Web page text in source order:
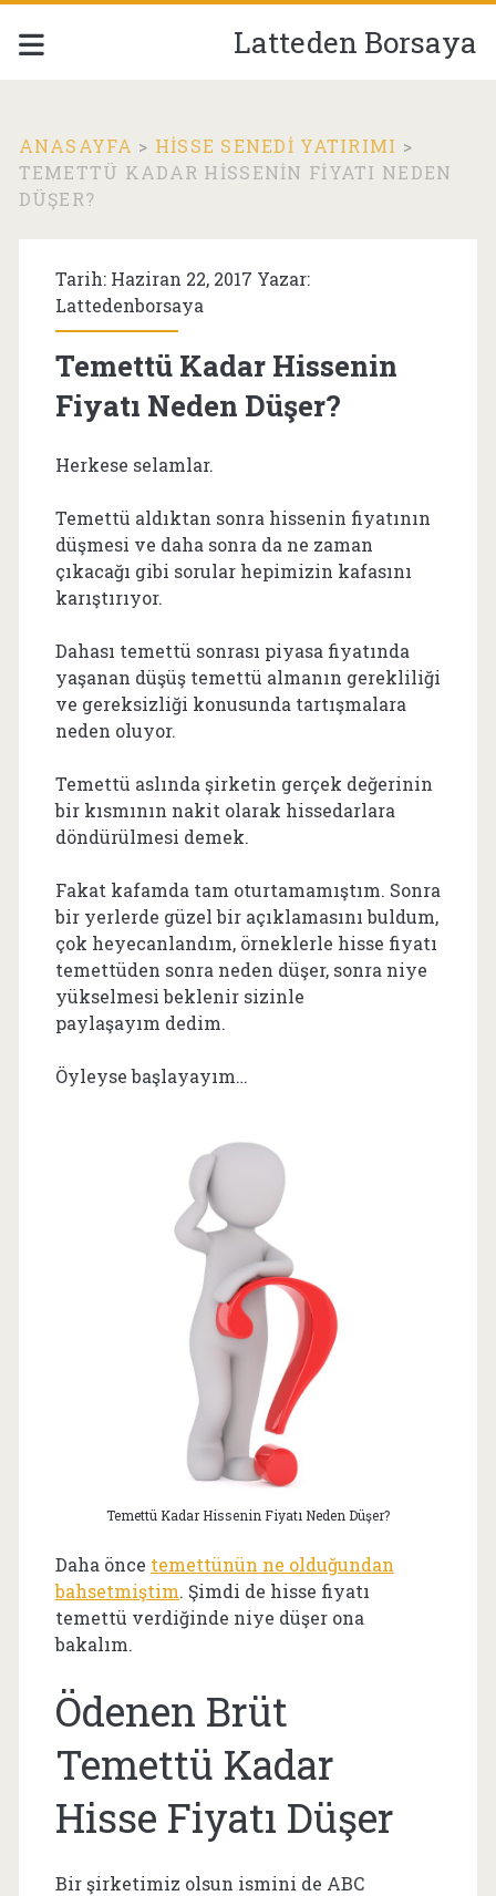
Latteden Borsaya
ANASAYFA > HISSE SENEDI YATIRIMI >
TEMETTÜ KADAR HISSENIN FIYATI NEDEN
DÜŞER?
Tarih: Haziran 22, 2017 Yazar:
Lattedenborsaya
Temettü Kadar Hissenin
Fiyatı Neden Düşer?
Herkese selamlar.
Temettü aldıktan sonra hissenin fiyatının
düşmesi ve daha sonra da ne zaman
çıkacağı gibi sorular hepimizin kafasını
karıştırıyor.
Dahası temettü sonrası piyasa fiyatında
yaşanan düşüş temettü almanın gerekliliği
ve gereksizliği konusunda tartışmalara
neden oluyor.
Temettü aslında şirketin gerçek değerinin
bir kısmının nakit olarak hissedarlara
döndürülmesi demek.
Fakat kafamda tam oturtamamıştım. Sonra
bir yerlerde güzel bir açıklamasını buldum,
çok heyecanlandım, örneklerle hisse fiyatı
temettüden sonra neden düşer, sonra niye
yükselmesi beklenir sizinle
paylaşayım dedim.
Öyleyse başlayayım…
Temettü Kadar Hissenin Fiyatı Neden Düşer?
Daha önce temettünün ne olduğundan
bahsetmiştim. Şimdi de hisse fiyatı
temettü verdiğinde niye düşer ona
bakalım.
Ödenen Brüt
Temettü Kadar
Hisse Fiyatı Düşer
Bir şirketimiz olsun ismini de ABC